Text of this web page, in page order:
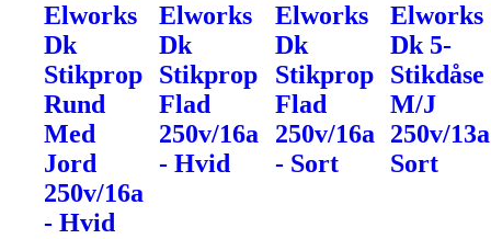
Elworks
Dk
Stikprop
Rund
Med
Jord
250v/16a
- Hvid
Elworks
Dk
Stikprop
Flad
250v/16a
- Hvid
Elworks
Dk
Stikprop
Flad
250v/16a
- Sort
Elworks
Dk 5-
Stikdåse
M/J
250v/13a
Sort